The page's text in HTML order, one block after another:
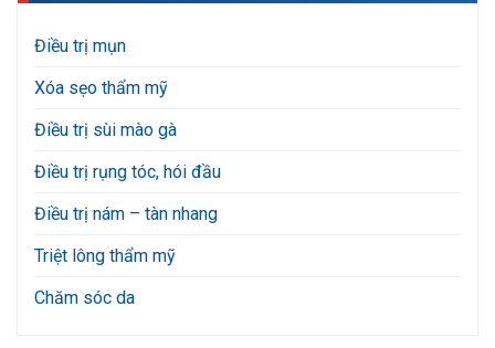
Điều trị mụn
Xóa sẹo thẩm mỹ
Điều trị sùi mào gà
Điều trị rụng tóc, hói đầu
Điều trị nám – tàn nhang
Triệt lông thẩm mỹ
Chăm sóc da